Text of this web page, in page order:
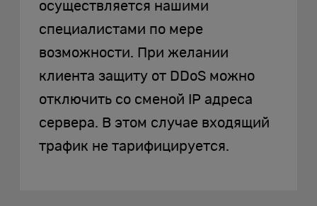
осуществляется нашими
специалистами по мере
возможности. При желании
клиента защиту от DDoS можно
отключить со сменой IP адреса
сервера. В этом случае входящий
трафик не тарифицируется.